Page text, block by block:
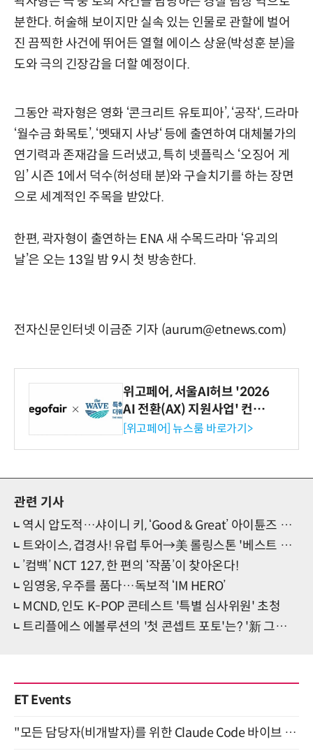
분한다. 허술해 보이지만 실속 있는 인물로 관할에 벌어
진 끔찍한 사건에 뛰어든 열혈 에이스 상윤(박성훈 분)을
도와 극의 긴장감을 더할 예정이다.
그동안 곽자형은 영화 ‘콘크리트 유토피아’, ‘공작‘, 드라마
‘월수금 화목토’, ‘멧돼지 사냥‘ 등에 출연하여 대체불가의
연기력과 존재감을 드러냈고, 특히 넷플릭스 ‘오징어 게
임’ 시즌 1에서 덕수(허성태 분)와 구슬치기를 하는 장면
으로 세계적인 주목을 받았다.
한편, 곽자형이 출연하는 ENA 새 수목드라마 ‘유괴의
날’은 오는 13일 밤 9시 첫 방송한다.
전자신문인터넷 이금준 기자 (aurum@etnews.com)
위고페어, 서울AI허브 '2026
AI 전환(AX) 지원사업' 컨소
시엄 선정
[위고페어] 뉴스룸 바로가기>
관련 기사
역시 압도적…샤이니 키, ‘Good & Great’ 아이튠즈 세계 34개 지역 ‘1위’
트와이스, 겹경사! 유럽 투어→美 롤링스톤 '베스트 앨범' 선정
’컴백’ NCT 127, 한 편의 ‘작품’이 찾아온다!
임영웅, 우주를 품다…독보적 ‘IM HERO’
MCND, 인도 K-POP 콘테스트 '특별 심사위원' 초청
트리플에스 에볼루션의 '첫 콘셉트 포토'는? '新 그래비티' 돌입
ET Events
"모든 담당자(비개발자)를 위한 Claude Code 바이브 코딩 2-day 부트캠프" 9월 16~17일 개최